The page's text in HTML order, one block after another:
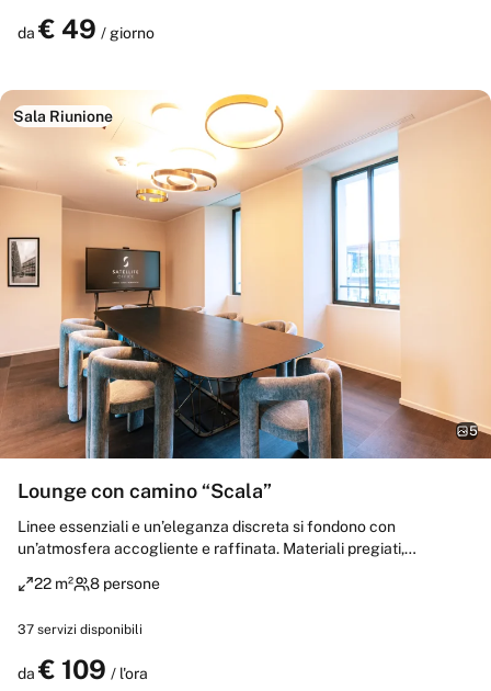
possono usufruire temporaneamente dei nostri esclusivi uffici
privati, per un’esperienza di lavoro ancora più riservata.
da € 49 / giorno
Sala Riunione
5
Lounge con camino “Scala”
Linee essenziali e un’eleganza discreta si fondono con
un’atmosfera accogliente e raffinata. Materiali pregiati,
creano un ambiente che coinvolge tutti i sensi. Perfetta per
22 m² 8 persone
37 servizi disponibili
da € 109 / l'ora